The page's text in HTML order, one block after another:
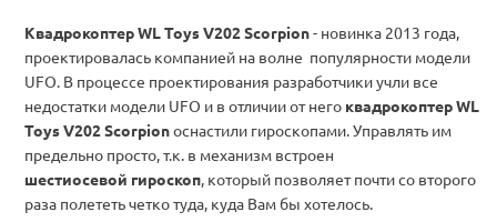
Квадрокоптер WL Toys V202 Scorpion- новинка 2013 года,
проектировалась компанией на волне популярности модели
UFO. В процессе проектирования разработчики учли все
недостатки модели UFO и в отличии от него квадрокоптер WL
Toys V202 Scorpionоснастили гироскопами. Управлять им
предельно просто, т.к. в механизм встроен
шестиосевой гироскоп , который позволяет почти со второго
раза полететь четко туда, куда Вам бы хотелось.